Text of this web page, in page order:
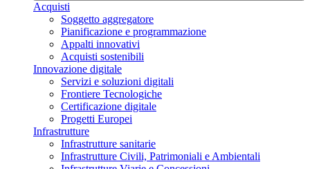
Acquisti
Soggetto aggregatore
Pianificazione e programmazione
Appalti innovativi
Acquisti sostenibili
Innovazione digitale
Servizi e soluzioni digitali
Frontiere Tecnologiche
Certificazione digitale
Progetti Europei
Infrastrutture
Infrastrutture sanitarie
Infrastrutture Civili, Patrimoniali e Ambientali